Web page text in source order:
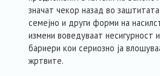
значат чекор назад во
семејно и други форми на
измени воведуваат несигурност
бариери кои сериозно ја
жртвите.